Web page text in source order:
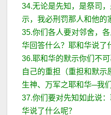
34.无论是先知，是祭司
示，我必刑罚那人和他的
35.你们各人要对邻舍，
华回答什么？耶和华说了
36.耶和华的默示你们不
自己的重担（重担和默示
生神、万军之耶和华─我
37.你们要对先知如此说
华说了什么呢？